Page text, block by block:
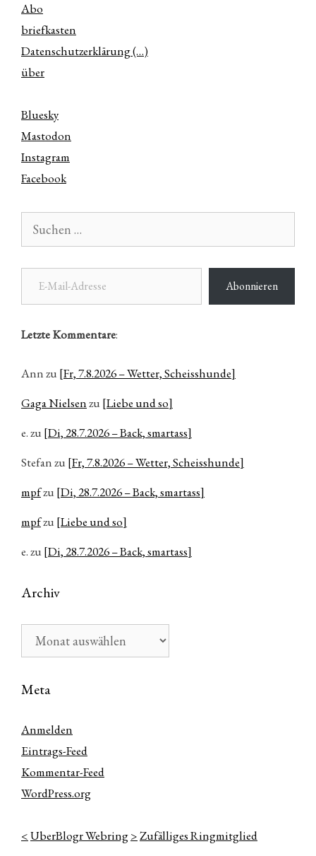
Abo
briefkasten
Datenschutzerklärung (…)
über
Bluesky
Mastodon
Instagram
Facebook
nach:
E-Mail-Adresse
Abonnieren
Letzte Kommentare:
Annzu [Fr, 7.8.2026 – Wetter, Scheisshunde]
Gaga Nielsenzu [Liebe und so]
e.zu [Di, 28.7.2026 – Back, smartass]
Stefanzu [Fr, 7.8.2026 – Wetter, Scheisshunde]
mpfzu [Di, 28.7.2026 – Back, smartass]
mpfzu [Liebe und so]
e.zu [Di, 28.7.2026 – Back, smartass]
Archiv
Meta
Anmelden
Eintrags-Feed
Kommentar-Feed
WordPress.org
<UberBlogr Webring>Zufälliges Ringmitglied